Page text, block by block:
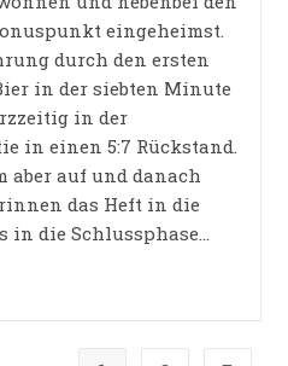
eingeheimst.
durch den ersten
in der siebten Minute
in der
in einen 5:7 Rückstand.
aber auf und danach
das Heft in die
in die Schlussphase…